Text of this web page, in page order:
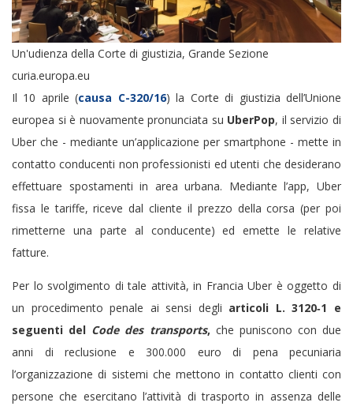
Un'udienza della Corte di giustizia, Grande Sezione
curia.europa.eu
Il 10 aprile (causa C-320/16) la Corte di giustizia dell’Unione
europea si è nuovamente pronunciata su UberPop, il servizio di
Uber che - mediante un’applicazione per smartphone - mette in
contatto conducenti non professionisti ed utenti che desiderano
effettuare spostamenti in area urbana. Mediante l’app, Uber
fissa le tariffe, riceve dal cliente il prezzo della corsa (per poi
rimetterne una parte al conducente) ed emette le relative
fatture.
Per lo svolgimento di tale attività, in Francia Uber è oggetto di
un procedimento penale ai sensi degli articoli L. 3120‑1 e
seguenti del Code des transports, che puniscono con due
anni di reclusione e 300.000 euro di pena pecuniaria
l’organizzazione di sistemi che mettono in contatto clienti con
persone che esercitano l’attività di trasporto in assenza delle